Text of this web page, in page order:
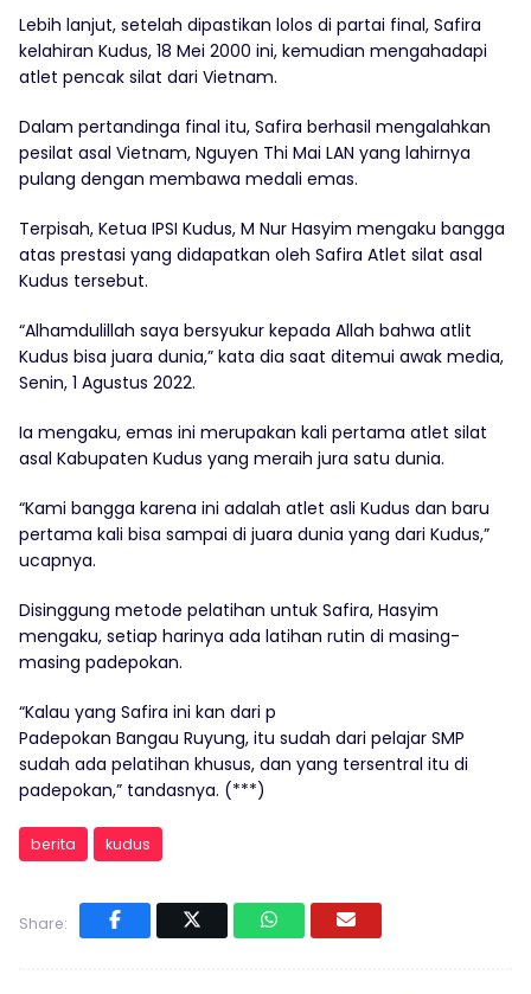
Lebih lanjut, setelah dipastikan lolos di partai final, Safira
kelahiran Kudus, 18 Mei 2000 ini, kemudian mengahadapi
atlet pencak silat dari Vietnam.
Dalam pertandinga final itu, Safira berhasil mengalahkan
pesilat asal Vietnam, Nguyen Thi Mai LAN yang lahirnya
pulang dengan membawa medali emas.
Terpisah, Ketua IPSI Kudus, M Nur Hasyim mengaku bangga
atas prestasi yang didapatkan oleh Safira Atlet silat asal
Kudus tersebut.
“Alhamdulillah saya bersyukur kepada Allah bahwa atlit
Kudus bisa juara dunia,” kata dia saat ditemui awak media,
Senin, 1 Agustus 2022.
Ia mengaku, emas ini merupakan kali pertama atlet silat
asal Kabupaten Kudus yang meraih jura satu dunia.
“Kami bangga karena ini adalah atlet asli Kudus dan baru
pertama kali bisa sampai di juara dunia yang dari Kudus,”
ucapnya.
Disinggung metode pelatihan untuk Safira, Hasyim
mengaku, setiap harinya ada latihan rutin di masing-
masing padepokan.
“Kalau yang Safira ini kan dari p
Padepokan Bangau Ruyung, itu sudah dari pelajar SMP
sudah ada pelatihan khusus, dan yang tersentral itu di
padepokan,” tandasnya. (***)
berita kudus
Share: